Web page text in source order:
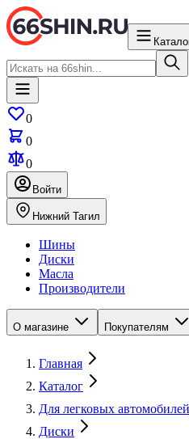
0
0
0
Войти
Нижний Тагил
Шины
Диски
Масла
Производители
О магазине Покупателям
Главная
Каталог
Для легковых автомобилей
Диски